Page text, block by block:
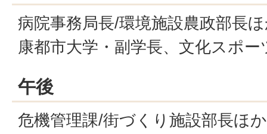
病院事務局長/環境施設農政部長
康都市大学・副学長、文化スポ
午後
危機管理課/街づくり施設部長ほ